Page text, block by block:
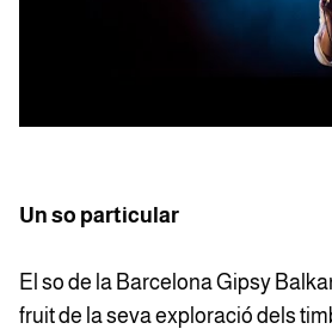
Un so particular
El so de la Barcelona Gipsy
fruit de la seva exploració dels